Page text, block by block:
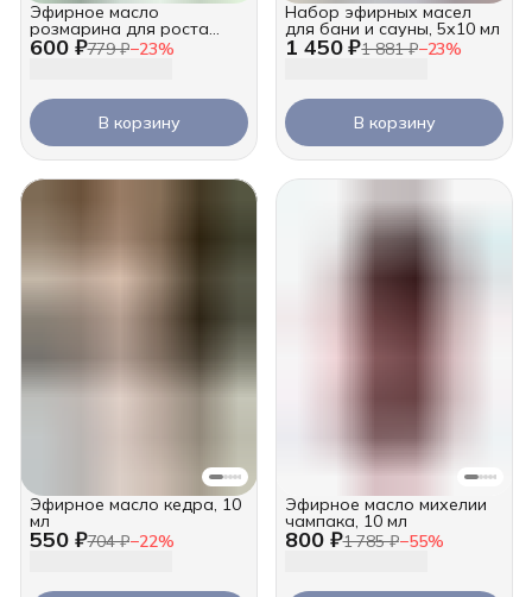
600 ₽779 ₽−23%
Эфирное масло
розмарина для роста
волос, 10 мл
В корзину
1 450 ₽1 881 ₽−23%
Набор эфирных масел
для бани и сауны, 5х10 мл
В корзину
550 ₽704 ₽−22%
Эфирное масло кедра, 10
мл
800 ₽1 785 ₽−55%
Эфирное масло михелии
чампака, 10 мл